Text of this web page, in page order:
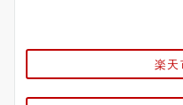
楽天